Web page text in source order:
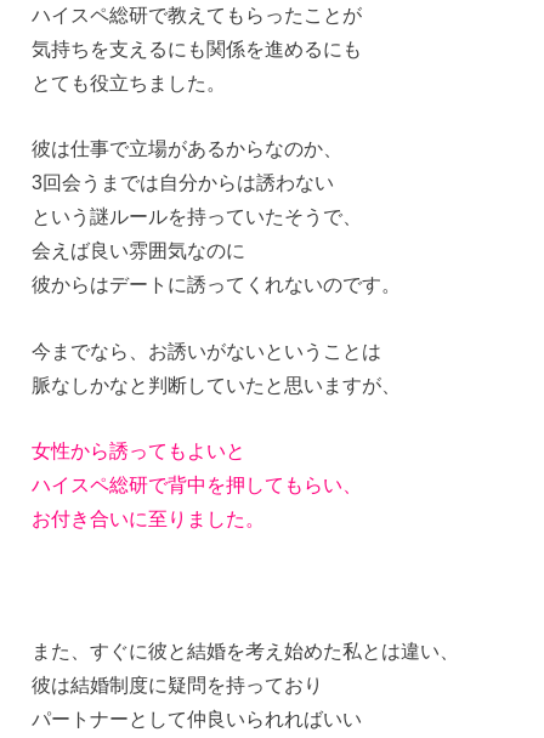
ハイスペ総研で教えてもらったことが
気持ちを支えるにも関係を進めるにも
とても役立ちました。
彼は仕事で立場があるからなのか、
3回会うまでは自分からは誘わない
という謎ルールを持っていたそうで、
会えば良い雰囲気なのに
彼からはデートに誘ってくれないのです。
今までなら、お誘いがないということは
脈なしかなと判断していたと思いますが、
女性から誘ってもよいと
ハイスペ総研で背中を押してもらい、
お付き合いに至りました。
また、すぐに彼と結婚を考え始めた私とは違い、
彼は結婚制度に疑問を持っており
パートナーとして仲良いられればいい